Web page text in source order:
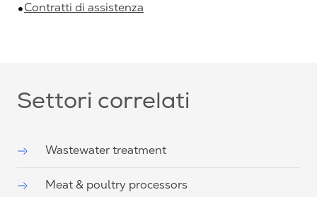
Contratti di assistenza
Settori correlati
Wastewater treatment
Meat & poultry processors